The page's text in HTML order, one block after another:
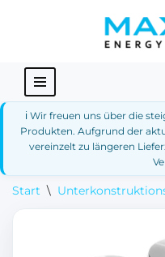
springen
ℹ️ Wir freuen uns über die
Produkten. Aufgrund der
vereinzelt zu längeren
Start \